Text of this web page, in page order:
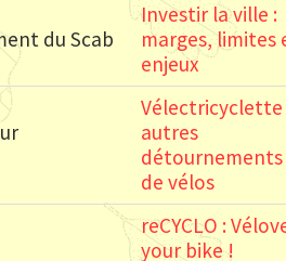
du Scab
Investir la ville :
marges, limites
enjeux
autres
détournements
de vélos
reCYCLO :
your bike !